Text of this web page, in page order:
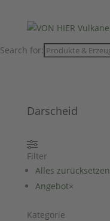
Search for:
Darscheid
Filter
Alles zurücksetzen
Angebot×
Kategorie